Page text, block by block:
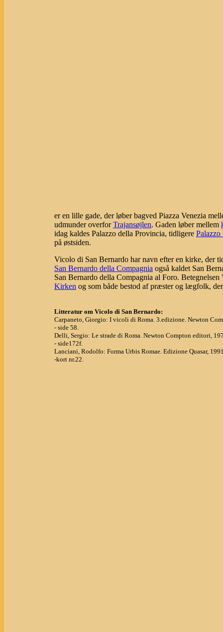
er en lille gade, der løber bagved Piazza Venezia
udmunder overforTrajansøjlen. Gaden løber mellem
idag kaldes Palazzo della Provincia, tidligere
på østsiden.
Vicolo di San Bernardo har navn efter en kirke, der
San Bernardo della Compagnia også kaldet San
San Bernardo della Compagnia al Foro.
Kirken og som både bestod af præster og lægfolk,
Litteratur om Vicolo di San Bernardo:
Carpaneto, Giorgio: I vicoli di Roma. 3.edizione. Newton
- side 58.
Delli, Sergio: Le strade di Roma. Newton Compton editori,
- side172f.
Lanciani, Rodolfo: Forma Urbis Romae. Edizione Quasar,
-kort nr.22.